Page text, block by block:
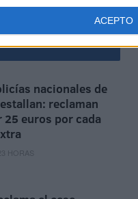
ACEPTO
nacionales de
reclaman
25 euros por cada
HORAS